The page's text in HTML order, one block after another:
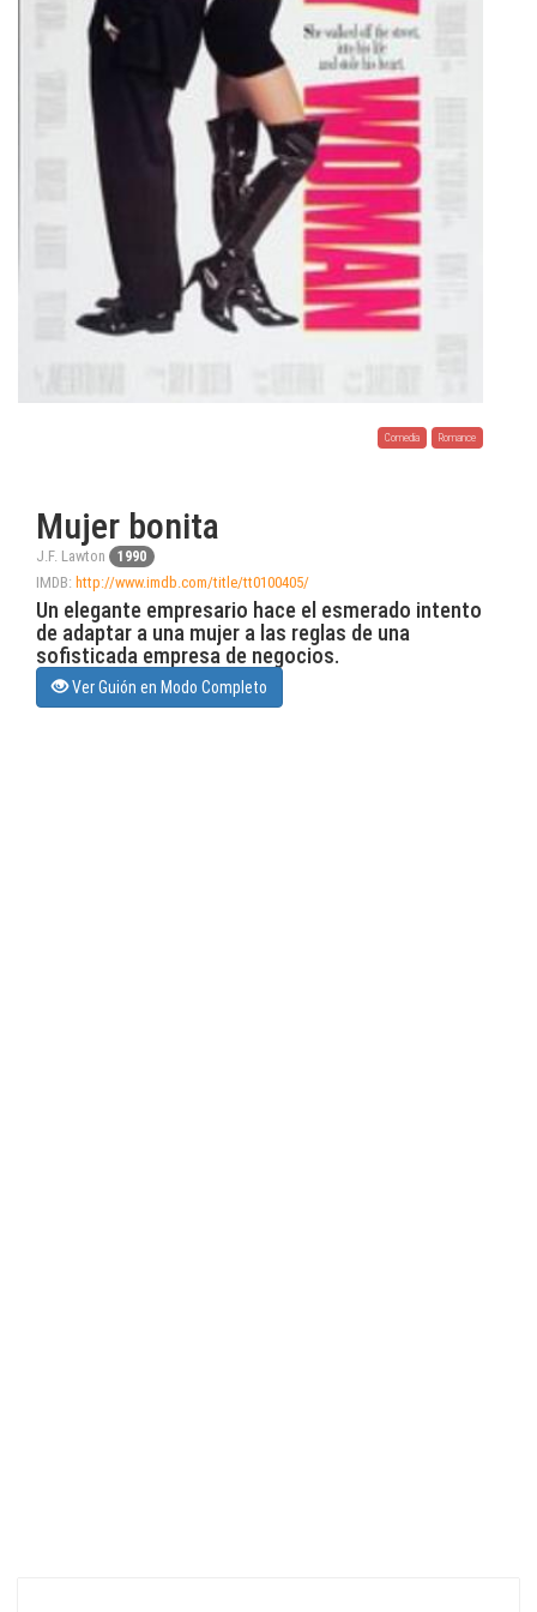
Comedia Romance
Mujer bonita
J.F. Lawton 1990
IMDB: http://www.imdb.com/title/tt0100405/
Un elegante empresario hace el esmerado intento
de adaptar a una mujer a las reglas de una
sofisticada empresa de negocios.
Ver Guión en Modo Completo